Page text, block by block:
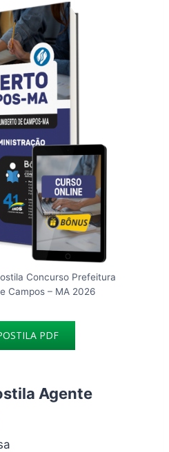
Concurso Prefeitura
Campos – MA 2026
PDF
Agente